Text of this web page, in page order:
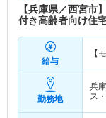
【兵庫県／西宮市
付き高齢者向け住
給与
【
勤務地
兵
ス